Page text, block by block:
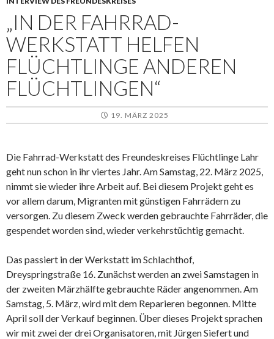
„IN DER FAHRRAD-
WERKSTATT HELFEN
FLÜCHTLINGE ANDEREN
FLÜCHTLINGEN“
19. MÄRZ 2025
Die Fahrrad-Werkstatt des Freundeskreises Flüchtlinge Lahr
geht nun schon in ihr viertes Jahr. Am Samstag, 22. März 2025,
nimmt sie wieder ihre Arbeit auf. Bei diesem Projekt geht es
vor allem darum, Migranten mit günstigen Fahrrädern zu
versorgen. Zu diesem Zweck werden gebrauchte Fahrräder, die
gespendet worden sind, wieder verkehrstüchtig gemacht.
Das passiert in der Werkstatt im Schlachthof,
Dreyspringstraße 16. Zunächst werden an zwei Samstagen in
der zweiten Märzhälfte gebrauchte Räder angenommen. Am
Samstag, 5. März, wird mit dem Reparieren begonnen. Mitte
April soll der Verkauf beginnen. Über dieses Projekt sprachen
wir mit zwei der drei Organisatoren, mit Jürgen Siefert und